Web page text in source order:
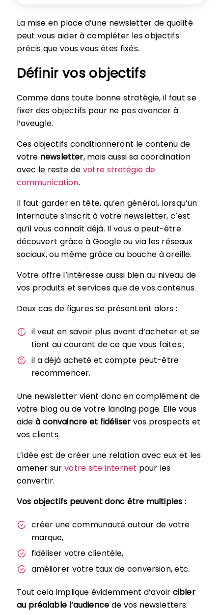
La mise en place d’une newsletter de qualité
peut vous aider à compléter les objectifs
précis que vous vous êtes fixés.
Définir vos objectifs
Comme dans toute bonne stratégie, il faut se
fixer des objectifs pour ne pas avancer à
l’aveugle.
Ces objectifs conditionneront le contenu de
votre newsletter, mais aussi sa coordination
avec le reste devotre stratégie de
communication.
Il faut garder en tête, qu’en général, lorsqu’un
internaute s’inscrit à votre newsletter, c’est
qu’il vous connaît déjà. Il vous a peut-être
découvert grâce à Google ou via les réseaux
sociaux, ou même grâce au bouche à oreille.
Votre offre l’intéresse aussi bien au niveau de
vos produits et services que de vos contenus.
Deux cas de figures se présentent alors :
il veut en savoir plus avant d’acheter et se
tient au courant de ce que vous faites ;
il a déjà acheté et compte peut-être
recommencer.
Une newsletter vient donc en complément de
votre blog ou de votre landing page. Elle vous
aide à convaincre et fidéliser vos prospects et
vos clients.
L’idée est de créer une relation avec eux et les
amener survotre site internet pour les
convertir.
Vos objectifs peuvent donc être multiples :
créer une communauté autour de votre
marque,
fidéliser votre clientèle,
améliorer votre taux de conversion, etc.
Tout cela implique évidemment d’avoir cibler
au préalable l’audience de vos newsletters.